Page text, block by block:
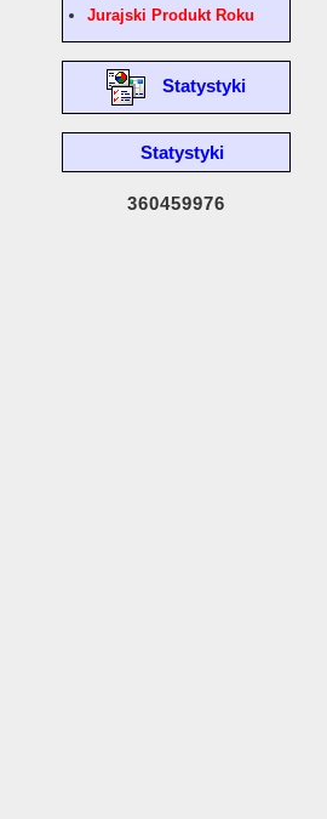
Jurajski Produkt Roku
Statystyki
Statystyki
360459976